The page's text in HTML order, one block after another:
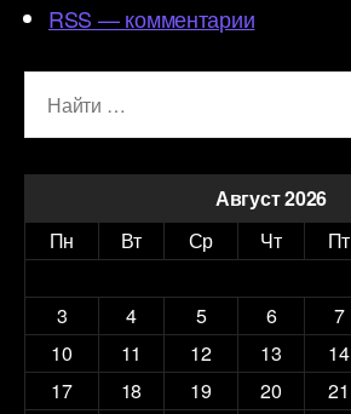
RSS — комментарии
Август 2026
Пн
Вт Ср Чт Пт
3
4 5 6 7
10
11 12 13 14
17
18 19 20 21